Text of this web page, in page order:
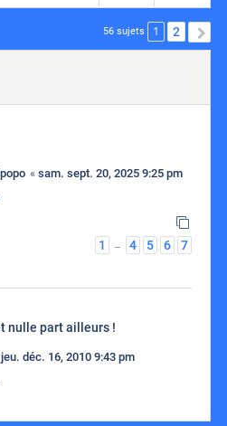
56 sujets 1 2
« sam. sept. 20, 2025 9:25 pm
1
4 5 6 7
nulle part ailleurs !
jeu. déc. 16, 2010 9:43 pm